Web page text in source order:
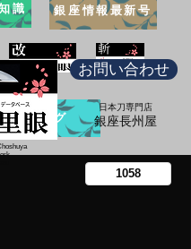
識 銀座情報最新号
ブログ
お問い合わせ
日本刀専門店
​銀座長州屋